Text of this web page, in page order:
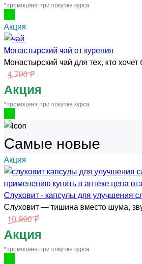
*промоцена при покупке курса
Акция
Монастырский чай от курения
Монастырский чай для тех, кто хочет
4 790 ₽
Акция
*промоцена при покупке курса
Самые новые
Акция
Слуховит - капсулы для улучшения
Слуховит — тишина вместо шума,
10 990 ₽
Акция
*промоцена при покупке курса